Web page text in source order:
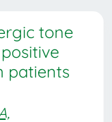
tone
patients